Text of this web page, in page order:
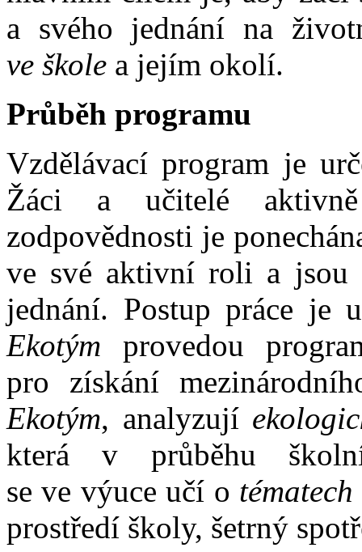
a svého jednání na
ve škole a jejím okolí.
Průběh programu
Vzdělávací program je
Žáci a učitelé
zodpovědnosti je
ve své aktivní roli a jsou
jednání. Postup práce je
Ekotým provedou
pro získání
Ekotým, analyzují
která v průběhu
se ve výuce učí o
prostředí školy, šetrný